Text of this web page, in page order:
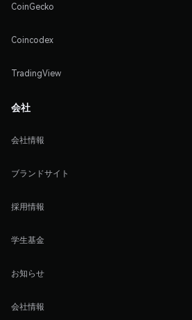
CoinGecko
Coincodex
TradingView
会社
会社情報
ブランドサイト
採用情報
学生基金
お知らせ
会社情報